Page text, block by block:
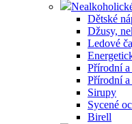
Dětské
Džusy,
Ledové
Přírodní
Přírodní
Sirupy
Sycené
Birell